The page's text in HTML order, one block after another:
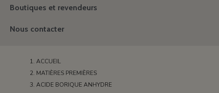
Boutiques et revendeurs
Nous contacter
ACCUEIL
MATIÈRES PREMIÈRES
ACIDE BORIQUE ANHYDRE